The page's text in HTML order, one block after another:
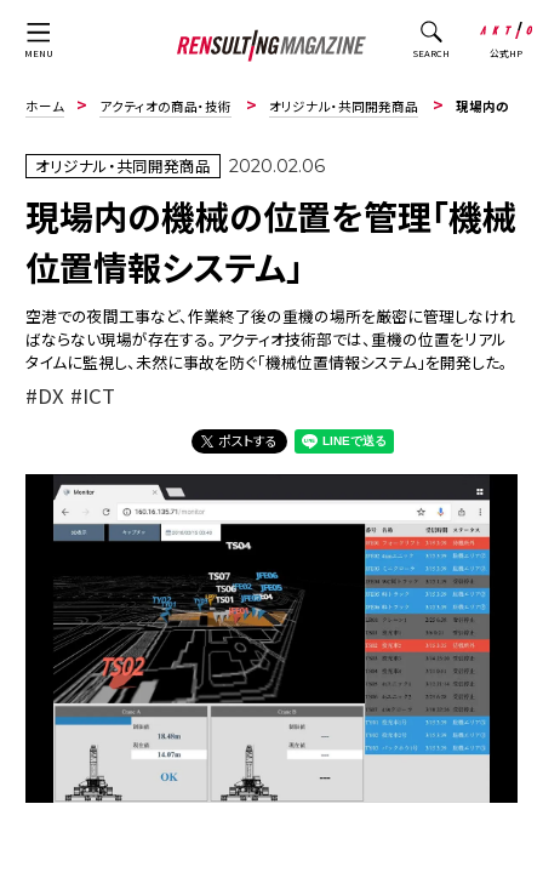
MENU SEARCH 公式HP
ホーム アクティオの商品・技術 オリジナル・共同開発商品 現場内の機械の位置を管理「機械位置情報システム」
オリジナル・共同開発商品 2020.02.06
現場内の機械の位置を管理「機械
位置情報システム」
空港での夜間工事など、作業終了後の重機の場所を厳密に管理しなけれ
ばならない現場が存在する。アクティオ技術部では、重機の位置をリアル
タイムに監視し、未然に事故を防ぐ「機械位置情報システム」を開発した。
DX ICT
ポストする